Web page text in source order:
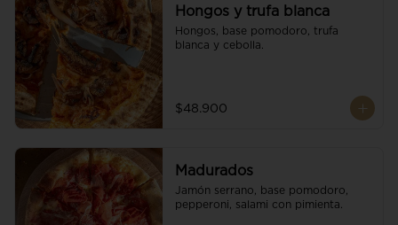
Hongos y trufa blanca
Hongos, base pomodoro, trufa
blanca y cebolla.
$48.900
Madurados
Jamón serrano, base pomodoro,
pepperoni, salami con pimienta.